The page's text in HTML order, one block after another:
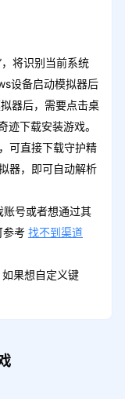
将识别当前系统
设备启动模拟器后
器后，需要点击桌
下载安装游戏。
可直接下载守护精
器，即可自动解析
号或者想通过其
参考 找不到渠道
果想自定义键